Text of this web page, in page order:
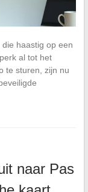
haastig op een
al tot het
te sturen, zijn nu
naar Pas